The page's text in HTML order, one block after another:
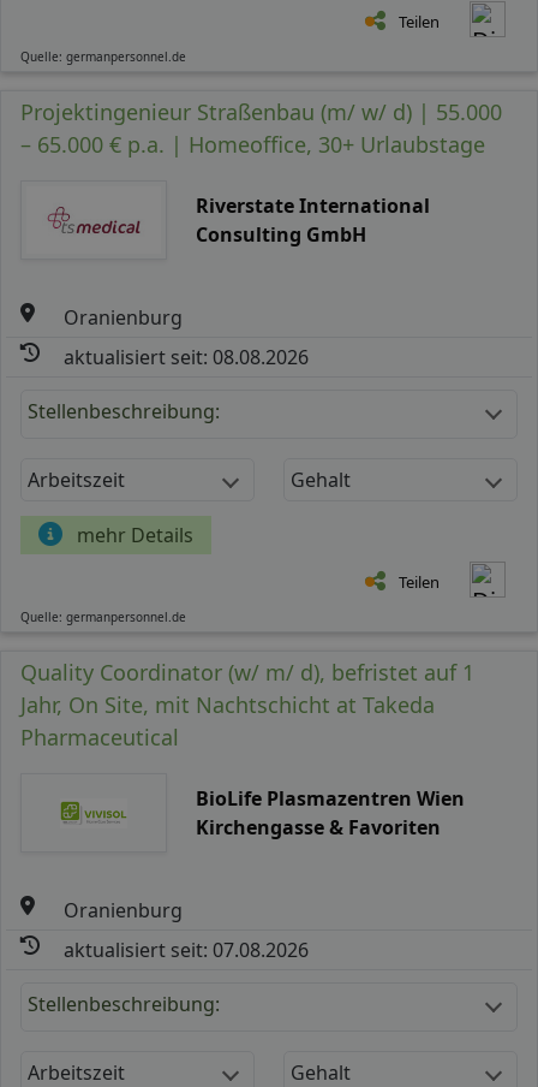
Teilen
Quelle: germanpersonnel.de
Projektingenieur Straßenbau (m/ w/ d) | 55.000
– 65.000 € p.a. | Homeoffice, 30+ Urlaubstage
Riverstate International
Consulting GmbH
Oranienburg
aktualisiert seit: 08.08.2026
Stellenbeschreibung:
Arbeitszeit Gehalt
mehr Details
Teilen
Quelle: germanpersonnel.de
Quality Coordinator (w/ m/ d), befristet auf 1
Jahr, On Site, mit Nachtschicht at Takeda
Pharmaceutical
BioLife Plasmazentren Wien
Kirchengasse & Favoriten
Oranienburg
aktualisiert seit: 07.08.2026
Stellenbeschreibung:
Arbeitszeit Gehalt